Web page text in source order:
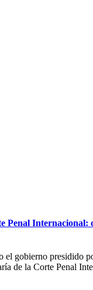
Penal Internacional:
el gobierno presidido
de la Corte Penal